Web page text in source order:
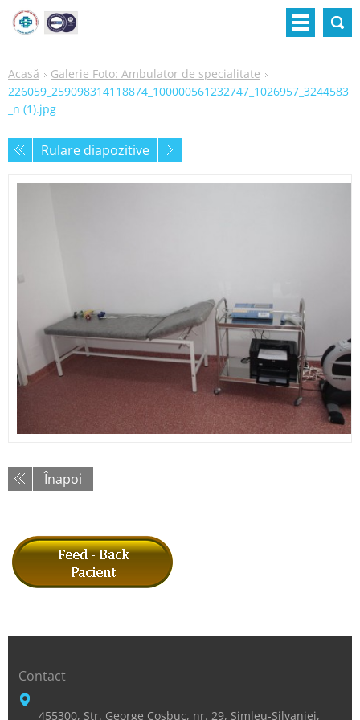
Acasă
Galerie Foto: Ambulator de specialitate
226059_259098314118874_100000561232747_1026957_3244583
_n (1).jpg
Rulare diapozitive
Înapoi
Contact
455300, Str. George Cosbuc, nr. 29, Simleu-Silvaniei,